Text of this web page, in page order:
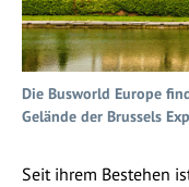
Die Busworld Europe
Gelände der Brussels
Seit ihrem Bestehen